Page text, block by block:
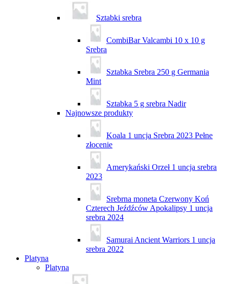
Sztabki srebra
CombiBar Valcambi 10 x 10 g
Srebra
Sztabka Srebra 250 g Germania
Mint
Sztabka 5 g srebra Nadir
Najnowsze produkty
Koala 1 uncja Srebra 2023 Pełne
złocenie
Amerykański Orzeł 1 uncja srebra
2023
Srebrna moneta Czerwony Koń
Czterech Jeźdźców Apokalipsy 1 uncja
srebra 2024
Samurai Ancient Warriors 1 uncja
srebra 2022
Platyna
Platyna